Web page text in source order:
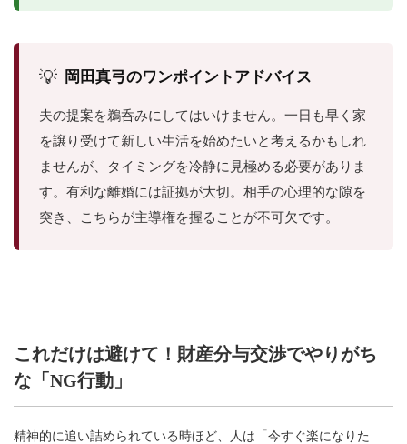
💡 岡田真弓のワンポイントアドバイス
夫の提案を鵜呑みにしてはいけません。一日も早く家
を譲り受けて新しい生活を始めたいと考えるかもしれ
ませんが、タイミングを冷静に見極める必要がありま
す。有利な離婚には証拠が大切。相手の心理的な隙を
突き、こちらが主導権を握ることが不可欠です。
これだけは避けて！財産分与交渉でやりがち
な「NG行動」
精神的に追い詰められている時ほど、人は「今すぐ楽になりた